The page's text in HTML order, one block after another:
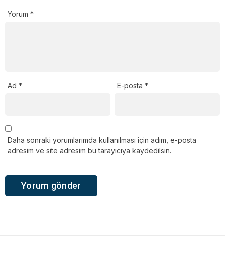
Yorum *
Ad * E-posta*
Daha sonraki yorumlarımda kullanılması için adım, e-posta
adresim ve site adresim bu tarayıcıya kaydedilsin.